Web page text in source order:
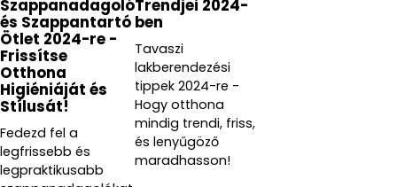
Szappanadagoló
és Szappantartó
Ötlet 2024-re -
Frissítse
Otthona
Higiéniáját és
Stílusát!
Fedezd fel a
legfrissebb és
legpraktikusabb
Trendjei 2024-
ben
Tavaszi
lakberendezési
tippek 2024-re -
Hogy otthona
mindig trendi, friss,
és lenyűgöző
maradhasson!